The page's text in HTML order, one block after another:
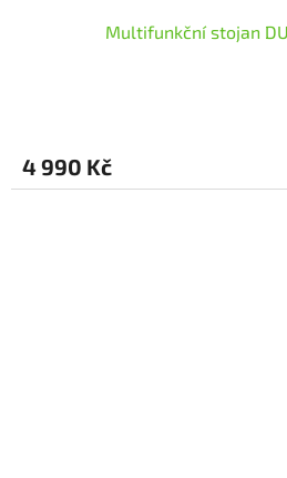
Multifunkční stojan
4 990 Kč